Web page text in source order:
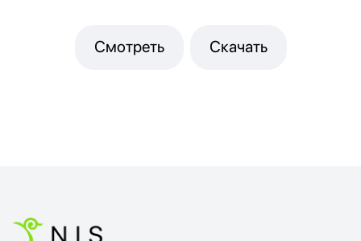
Смотреть Скачать